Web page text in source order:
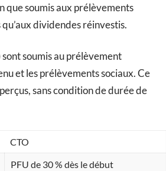
que soumis aux prélèvements
dividendes réinvestis.
sont soumis au prélèvement
et les prélèvements sociaux. Ce
sans condition de durée de
CTO
PFU de 30 % dès le début